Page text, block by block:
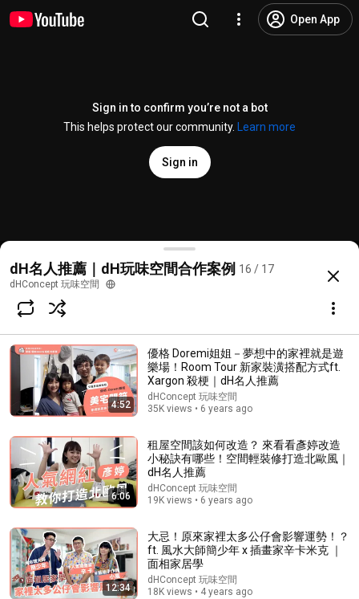
Open App
Sign in to confirm you’re not a bot
This helps protect our community.
Learn more
Sign in
租屋地板輕裝修1天就完工！ 暢銷女作家葉揚－喬遷
@dhconcept 3 likes 1K views
Subscribe
Comments
Comment...
dH名人推薦｜dH玩味空間合作案例 16 / 17
dHConcept 玩味空間
4:52
優格 Doremi姐姐－夢想中的家裡就是遊
樂場！Room Tour 新家裝潢搭配方式ft.
Xargon 殺梗｜dH名人推薦
dHConcept 玩味空間
35K views • 6 years ago
6:06
租屋空間該如何改造？ 來看看彥婷改造
小秘訣有哪些！空間輕裝修打造北歐風｜
dH名人推薦
dHConcept 玩味空間
19K views • 6 years ago
12:34
大忌！原來家裡太多公仔會影響運勢！？
ft. 風水大師簡少年 x 插畫家辛卡米克 ｜
面相家居學
dHConcept 玩味空間
18K views • 4 years ago